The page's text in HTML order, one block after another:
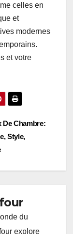
celles en
et
modernes
et votre
De Chambre:
Style,
du
explore